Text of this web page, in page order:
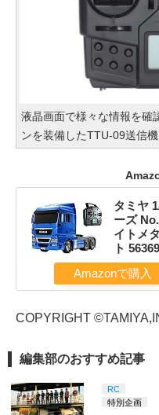
液晶画面で様々な情報を確
ンを装備したTTU-09送信
タミヤ
ーズ
イトメ
ト 56369
Amazonで購入
COPYRIGHT
編集部のおすすめ記事
RC
特別企画